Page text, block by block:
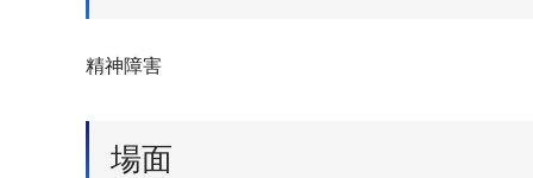
精神障害
場面